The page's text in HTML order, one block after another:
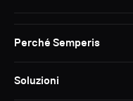
Perché Semperis
Soluzioni